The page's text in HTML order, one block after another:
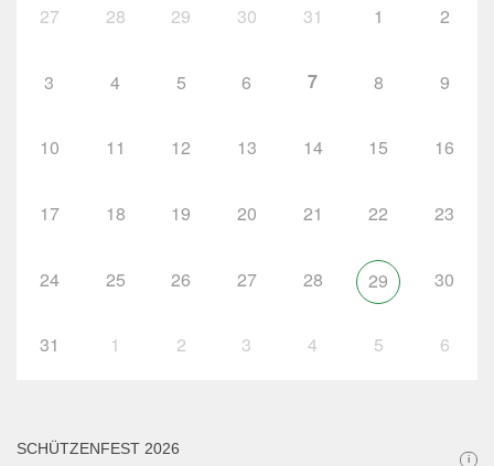
27 28 29 30 31 1 2
3 4 5 6 7 8 9
10 11 12 13 14 15 16
17 18 19 20 21 22 23
24 25 26 27 28 29 30
31 1 2 3 4 5 6
SCHÜTZENFEST 2026
i